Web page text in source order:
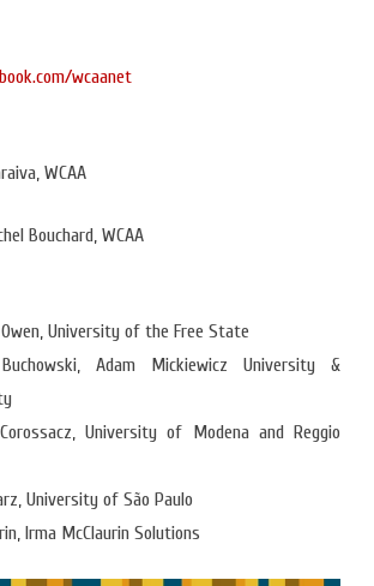
wcaanet
WCAA
Bouchard, WCAA
University of the Free State
Adam Mickiewicz University &
University of Modena and Reggio
University of São Paulo
Irma McClaurin Solutions